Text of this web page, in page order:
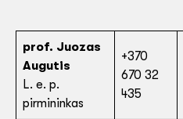
prof. Juozas
Augutis
L. e. p.
pirmininkas
+370
670 32
435